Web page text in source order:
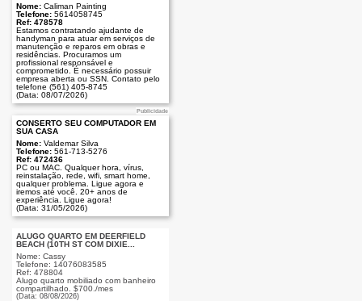
Nome: Caliman Painting
Telefone: 5614058745
Ref: 478578
Estamos contratando ajudante de
handyman para atuar em serviços de
manutenção e reparos em obras e
residências. Procuramos um
profissional responsável e
comprometido. É necessário possuir
empresa aberta ou SSN. Contato pelo
telefone (561) 405-8745
(Data: 08/07/2026)
Publicidade
CONSERTO SEU COMPUTADOR EM
SUA CASA
Nome: Valdemar Silva
Telefone: 561-713-5276
Ref: 472436
PC ou MAC. Qualquer hora, vírus,
reinstalação, rede, wifi, smart home,
qualquer problema. Ligue agora e
iremos até você. 20+ anos de
experiência. Ligue agora!
(Data: 31/05/2026)
ALUGO QUARTO EM DEERFIELD
BEACH (10TH ST COM DIXIE...
Nome: Cassy
Telefone: 14076083585
Ref: 478804
Alugo quarto mobiliado com banheiro
compartilhado. $700./mes
(Data: 08/08/2026)